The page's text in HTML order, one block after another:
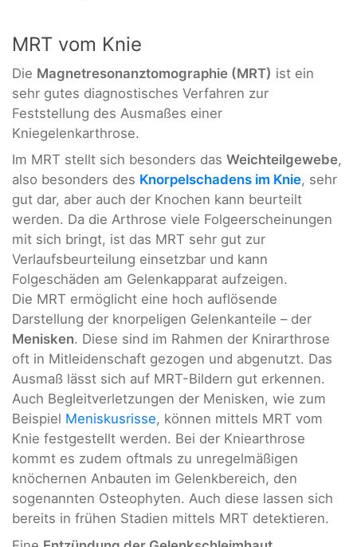
MRT vom Knie
Die Magnetresonanztomographie (MRT) ist ein
sehr gutes diagnostisches Verfahren zur
Feststellung des Ausmaßes einer
Kniegelenkarthrose.
Im MRT stellt sich besonders das Weichteilgewebe,
also besonders des Knorpelschadens im Knie, sehr
gut dar, aber auch der Knochen kann beurteilt
werden. Da die Arthrose viele Folgeerscheinungen
mit sich bringt, ist das MRT sehr gut zur
Verlaufsbeurteilung einsetzbar und kann
Folgeschäden am Gelenkapparat aufzeigen.
Die MRT ermöglicht eine hoch auflösende
Darstellung der knorpeligen Gelenkanteile – der
Menisken. Diese sind im Rahmen der Knirarthrose
oft in Mitleidenschaft gezogen und abgenutzt. Das
Ausmaß lässt sich auf MRT-Bildern gut erkennen.
Auch Begleitverletzungen der Menisken, wie zum
Beispiel Meniskusrisse, können mittels MRT vom
Knie festgestellt werden. Bei der Kniearthrose
kommt es zudem oftmals zu unregelmäßigen
knöchernen Anbauten im Gelenkbereich, den
sogenannten Osteophyten. Auch diese lassen sich
bereits in frühen Stadien mittels MRT detektieren.